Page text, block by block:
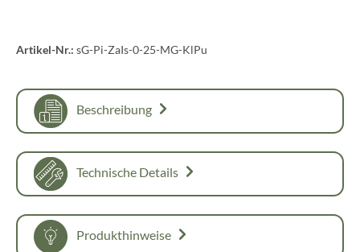
Artikel-Nr.: sG-Pi-ZaIs-0-25-MG-KlPu
Beschreibung
Technische Details
Produkthinweise